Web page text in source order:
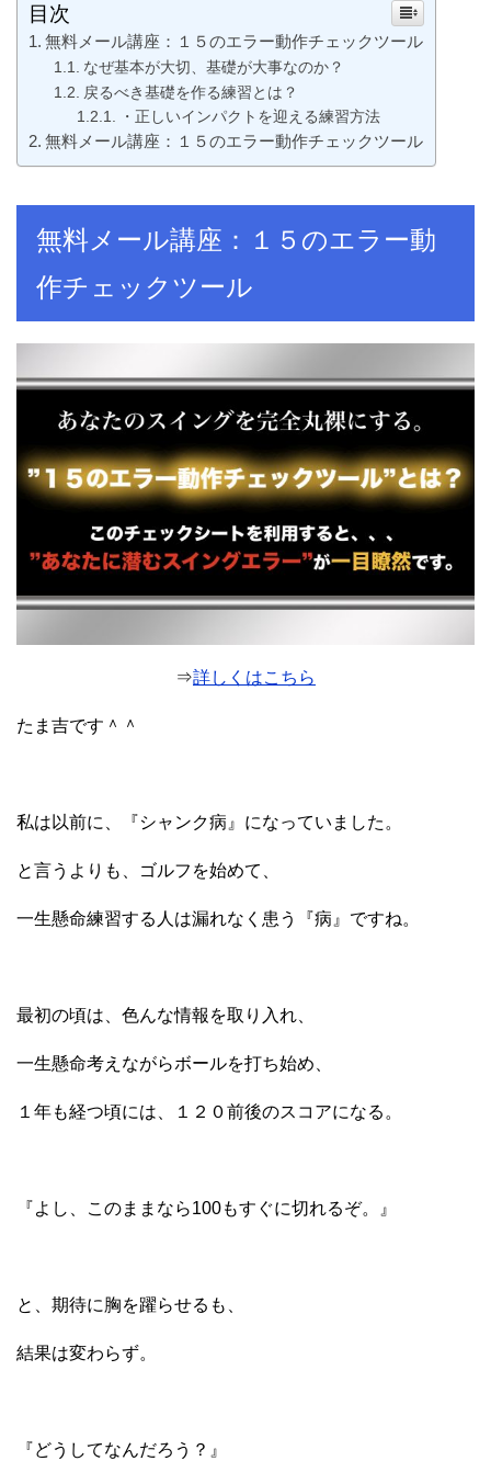
目次
無料メール講座：１５のエラー動作チェックツール
なぜ基本が大切、基礎が大事なのか？
戻るべき基礎を作る練習とは？
・正しいインパクトを迎える練習方法
無料メール講座：１５のエラー動作チェックツール
無料メール講座：１５のエラー動
作チェックツール
⇒詳しくはこちら
たま吉です＾＾
私は以前に、『シャンク病』になっていました。
と言うよりも、ゴルフを始めて、
一生懸命練習する人は漏れなく患う『病』ですね。
最初の頃は、色んな情報を取り入れ、
一生懸命考えながらボールを打ち始め、
１年も経つ頃には、１２０前後のスコアになる。
『よし、このままなら100もすぐに切れるぞ。』
と、期待に胸を躍らせるも、
結果は変わらず。
『どうしてなんだろう？』